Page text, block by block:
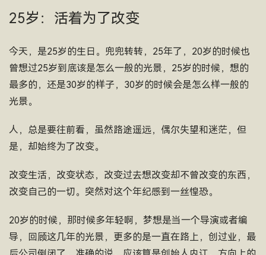
25岁：活着为了改变
今天，是25岁的生日。兜兜转转，25年了，20岁的时候也
曾想过25岁到底该是怎么一般的光景，25岁的时候，想的
最多的，还是30岁的样子，30岁的时候会是怎么样一般的
光景。
人，总是要往前看，虽然路途遥远，偶尔失望和迷茫，但
是，却始终为了改变。
改变生活，改变状态，改变过去想改变却不曾改变的东西，
改变自己的一切。突然对这个年纪感到一丝惶恐。
20岁的时候，那时候多年轻啊，梦想是当一个导演或者编
导，回顾这几年的光景，更多的是一直在路上，创过业，最